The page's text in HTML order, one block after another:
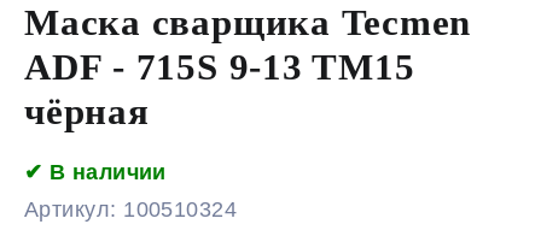
Маска сварщика Tecmen
ADF - 715S 9-13 TM15
чёрная
✔ В наличии
Артикул: 100510324